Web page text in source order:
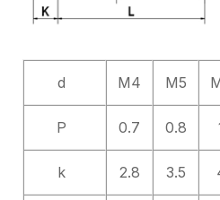
d M4 M5
P 0.7 0.8
k 2.8 3.5